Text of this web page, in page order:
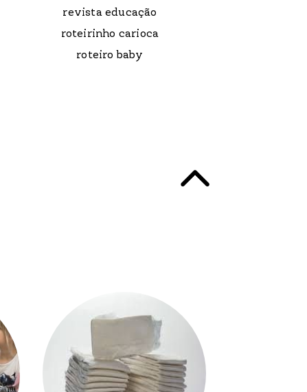
revista educação
roteirinho carioca
roteiro baby